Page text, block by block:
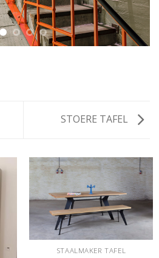
STOERE TAFEL
STAALMAKER TAFEL